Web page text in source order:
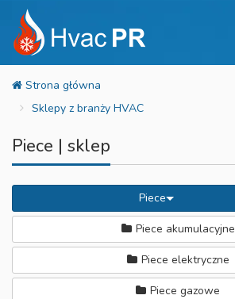
Sklepy z branży HVAC
Piece | sklep
Piece
Piece akumulacyjne
Piece elektryczne
Piece gazowe